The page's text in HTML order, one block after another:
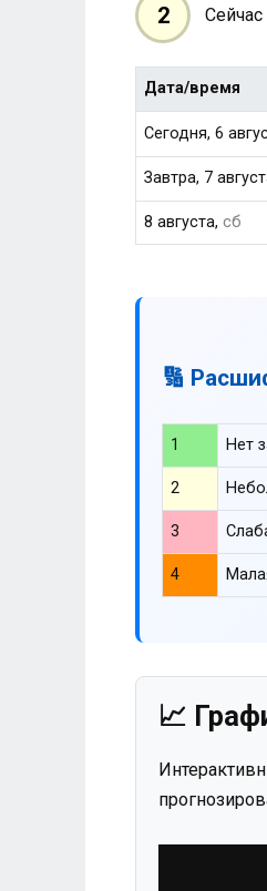
2 Сейчас
Дата/время
Сегодня, 6
Завтра, 7
8 августа, сб
🔢
1 Нет
2
3
4
📈